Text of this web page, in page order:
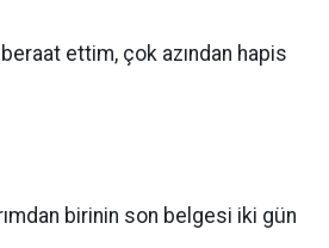
ettim, çok azından hapis
birinin son belgesi iki gün